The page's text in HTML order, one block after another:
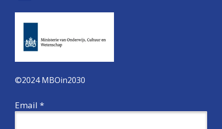
©2024 MBOin2030
Email *